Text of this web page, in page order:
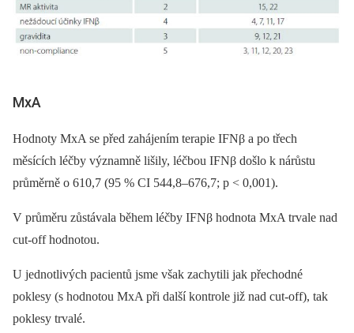
MxA
Hodnoty MxA se před zahájením terapie IFNβ a po třech
měsících léčby významně lišily, léčbou IFNβ došlo k nárůstu
průměrně o 610,7 (95 % CI 544,8–676,7; p < 0,001).
V průměru zůstávala během léčby IFNβ hodnota MxA trvale nad
cut-off hodnotou.
U jednotlivých pacientů jsme však zachytili jak přechodné
poklesy (s hodnotou MxA při další kontrole již nad cut-off), tak
poklesy trvalé.